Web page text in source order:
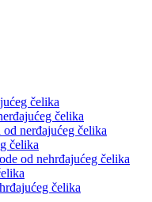
čelika
čelika
nerđajućeg čelika
čelika
od nehrđajućeg čelika
čelika